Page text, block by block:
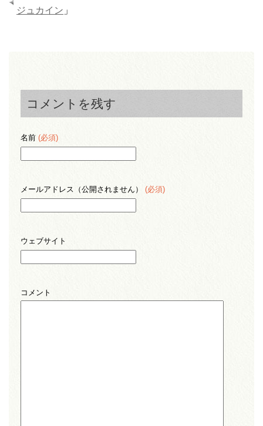
ジュカイン 」
コメントを残す
名前 (必須)
メールアドレス（公開されません） (必須)
ウェブサイト
コメント